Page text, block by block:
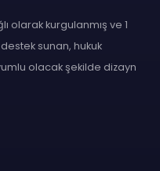
olarak kurgulanmış ve 1
destek sunan, hukuk
olacak şekilde dizayn